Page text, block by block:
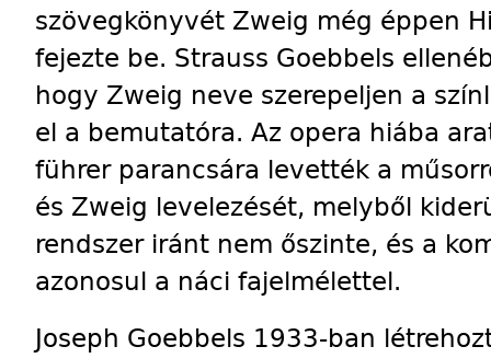
szövegkönyvét Zweig még éppen
fejezte be. Strauss Goebbels
hogy Zweig neve szerepeljen a
el a bemutatóra. Az opera hiába
führer parancsára levették a
és Zweig levelezését, melyből
rendszer iránt nem őszinte, és a
azonosul a náci fajelmélettel.
Joseph Goebbels 1933-ban